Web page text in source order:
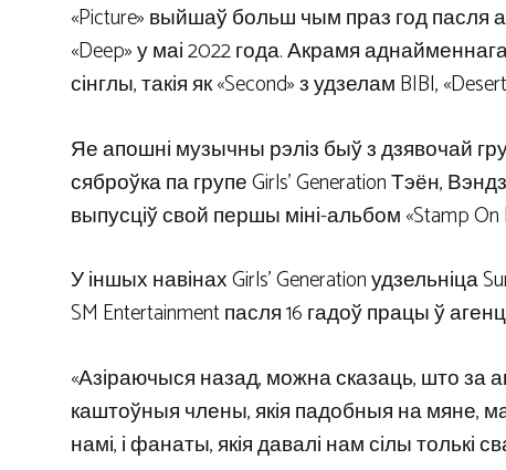
«Picture» выйшаў больш чым праз год
«Deep» у маі 2022 года. Акрамя
сінглы, такія як «Second» з удзелам BIBI,
Яе апошні музычны рэліз быў з дзявочай
сяброўка па групе Girls’ Generation Тэён,
выпусціў свой першы міні-альбом «Stamp On
У іншых навінах Girls’ Generation удзельніца
SM Entertainment пасля 16 гадоў працы ў
«Азіраючыся назад, можна сказаць, што за
каштоўныя члены, якія падобныя на мяне,
намі, і фанаты, якія давалі нам сілы толькі